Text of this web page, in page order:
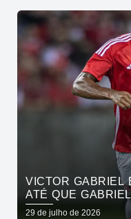
VICTOR GABRIEL
ATÉ QUE
29 de julho de 2026